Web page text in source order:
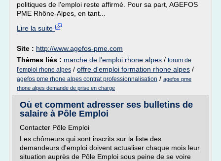
politiques de l'emploi reste affirmé. Pour sa part, AGEFOS
PME Rhône-Alpes, en tant...
Lire la suite
Site : http://www.agefos-pme.com
Thèmes liés : marche de l'emploi rhone alpes / forum de
l'emploi rhone alpes / offre d'emploi formation rhone alpes /
agefos pme rhone alpes contrat professionnalisation / agefos pme
rhone alpes demande de prise en charge
Où et comment adresser ses bulletins de
salaire à Pôle Emploi
Contacter Pôle Emploi
Les chômeurs qui sont inscrits sur la liste des
demandeurs d'emploi doivent actualiser chaque mois leur
situation auprès de Pôle Emploi sous peine de se voire